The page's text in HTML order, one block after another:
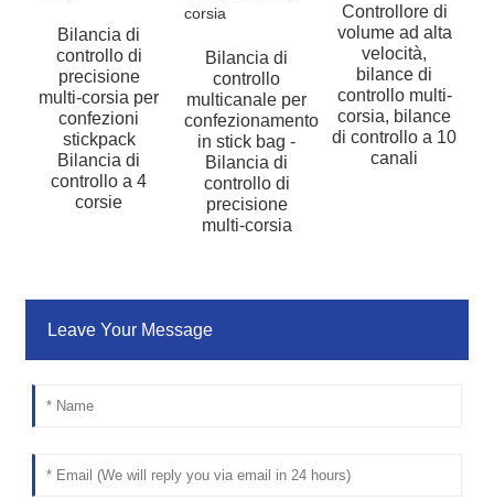
Bilancia di
controllo di
precisione
multi-corsia per
confezioni
stickpack
Bilancia di
controllo a 4
corsie
Bilancia di
controllo
multicanale per
confezionamento
in stick bag -
Bilancia di
controllo di
precisione
multi-corsia
Controllore di
volume ad alta
velocità,
bilance di
controllo multi-
corsia, bilance
di controllo a 10
canali
Leave Your Message